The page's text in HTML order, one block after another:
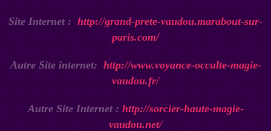
Site Internet : http://grand-prete-vaudou.marabout-sur-
paris.com/
Autre Site internet: http://www.voyance-occulte-magie-
vaudou.fr/
Autre Site Internet : http://sorcier-haute-magie-
vaudou.net/